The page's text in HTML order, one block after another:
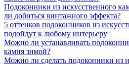
Подоконники из искусственного
ли добиться винтажного эффекта?
5 оттенков подоконников из
подойдут к любому интерьеру
Можно ли устанавливать
камня зимой?
Можно ли сделать подоконники из